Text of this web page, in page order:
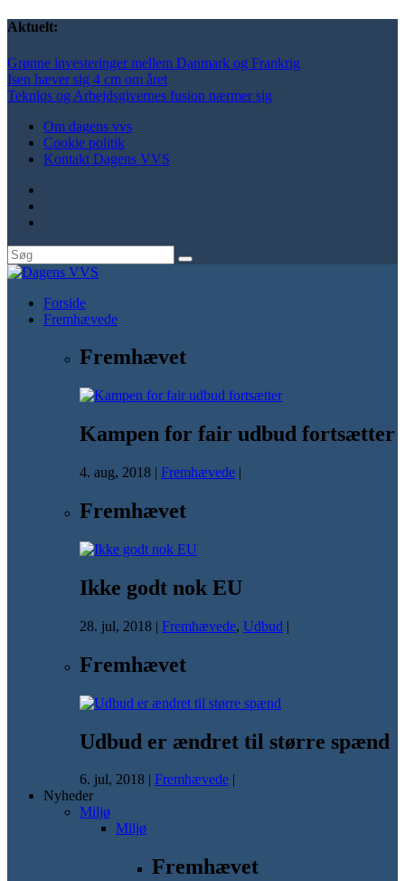
Aktuelt:
Grønne investeringer mellem Danmark og Frankrig
Isen hæver sig 4 cm om året
Tekniqs og Arbejdsgivernes fusion nærmer sig
Om dagens vvs
Cookie politik
Kontakt Dagens VVS
Forside
Fremhævede
Fremhævet
Kampen for fair udbud fortsætter
4. aug, 2018 | Fremhævede |
Fremhævet
Ikke godt nok EU
28. jul, 2018 | Fremhævede, Udbud |
Fremhævet
Udbud er ændret til større spænd
6. jul, 2018 | Fremhævede |
Nyheder
Miljø
Miljø
Fremhævet